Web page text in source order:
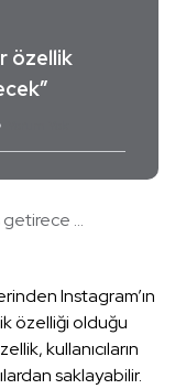
özellik
getirece ...
Instagram’ın
özelliği olduğu
kullanıcıların
saklayabilir.